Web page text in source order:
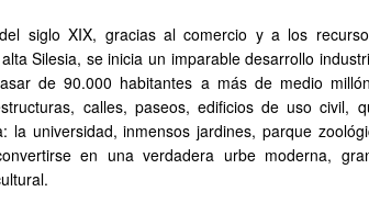
siglo XIX, gracias al comercio y a los
Silesia, se inicia un imparable desarrollo
de 90.000 habitantes a más de medio
calles, paseos, edificios de uso civil,
la universidad, inmensos jardines, parque
en una verdadera urbe moderna,